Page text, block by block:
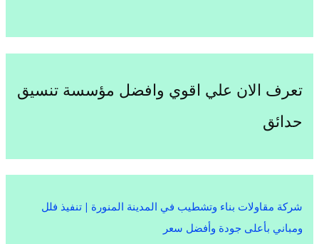
تعرف الان علي اقوي وافضل مؤسسة تنسيق
حدائق
شركة مقاولات بناء وتشطيب في المدينة المنورة | تنفيذ فلل
ومباني بأعلى جودة وأفضل سعر